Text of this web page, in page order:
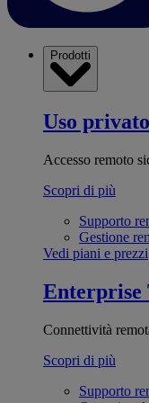
Prodotti
Uso
Accesso remoto
Scopri di più
Supporto
Gestione
Vedi piani e prezzi
Enterprise
Connettività
Scopri di più
Supporto